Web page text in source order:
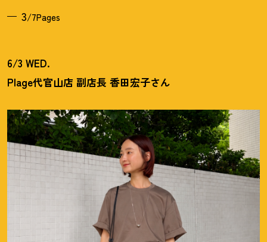
3/7Pages
6/3 WED.
Plage代官山店 副店長 香田宏子さん